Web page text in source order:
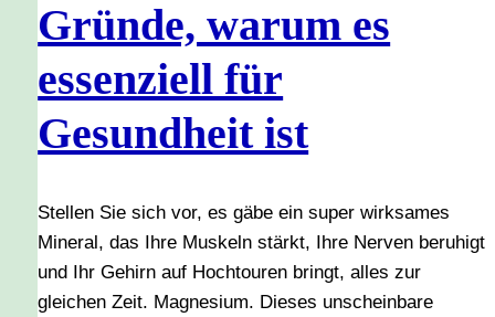
Gründe, warum es
essenziell für
Gesundheit ist
Stellen Sie sich vor, es gäbe ein super wirksames
Mineral, das Ihre Muskeln stärkt, Ihre Nerven beruhigt
und Ihr Gehirn auf Hochtouren bringt, alles zur
gleichen Zeit. Magnesium. Dieses unscheinbare